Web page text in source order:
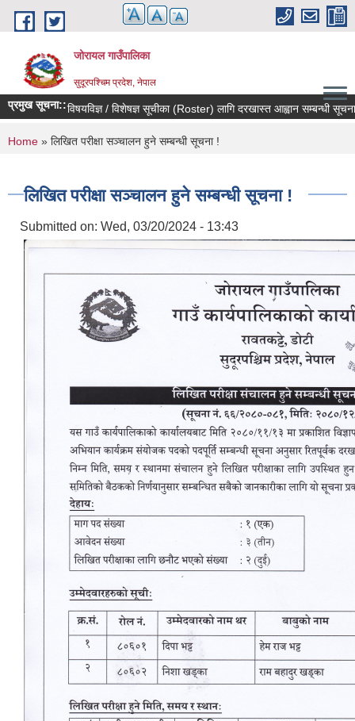
Skip to main content
जोरायल गाउँपालिका
सुदूरपश्चिम प्रदेश, नेपाल
प्रमुख सूचना::विषयविज्ञ / विशेषज्ञ सूचीका (Roster) लागि दरखास्त आह्वान सम्बन्धी सूचना !
You are here
Home » लिखित परीक्षा सञ्चालन हुने सम्बन्धी सूचना !
लिखित परीक्षा सञ्चालन हुने सम्बन्धी सूचना !
Submitted on: Wed, 03/20/2024 - 13:43